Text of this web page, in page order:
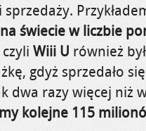
świecie w liczbie
Wiii U również
gdyż sprzedało
dwa razy więcej niż
kolejne 115